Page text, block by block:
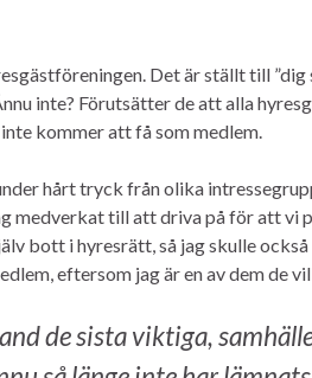
Det är ställt till ”dig
inte? Förutsätter de att alla
kommer att få som medlem.
hårt tryck från olika
medverkat till att driva på för att vi
bott i hyresrätt, så jag skulle
eftersom jag är en av dem de
de sista viktiga,